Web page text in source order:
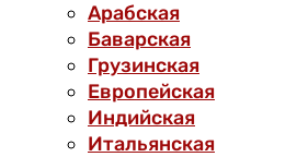
Арабская
Баварская
Грузинская
Европейская
Индийская
Итальянская